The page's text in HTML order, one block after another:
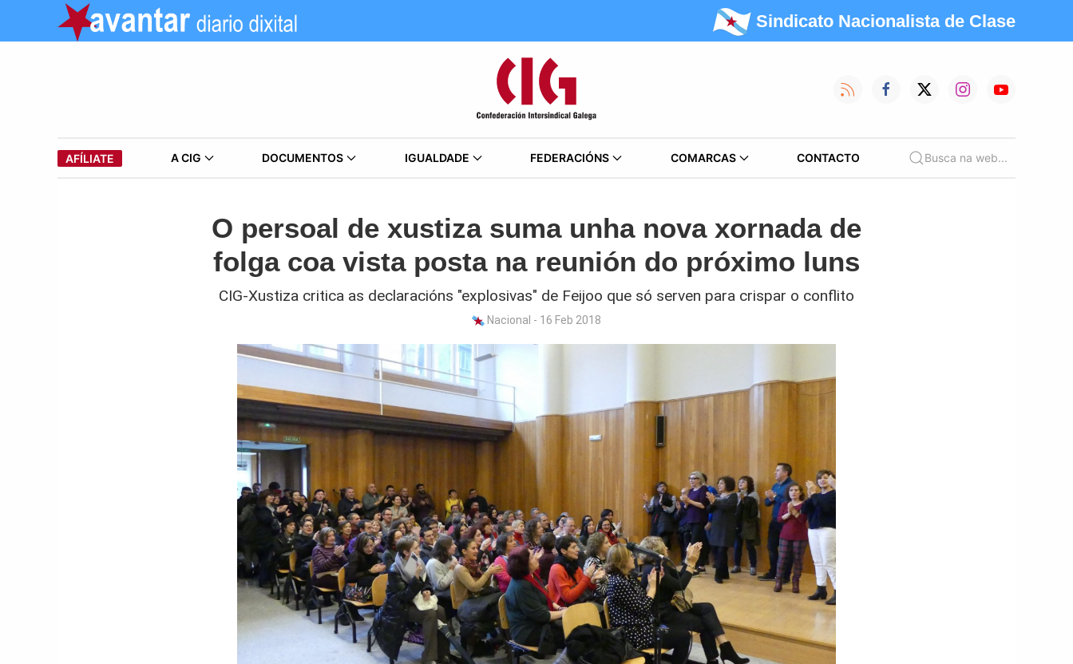
Sindicato Nacionalista de Clase
AFÍLIATE A CIG DOCUMENTOS IGUALDADE FEDERACIÓNS COMARCAS CONTACTO Busca na web...
O persoal de xustiza suma unha nova xornada de
folga coa vista posta na reunión do próximo luns
CIG-Xustiza critica as declaracións "explosivas" de Feijoo que só serven para crispar o conflito
Nacional - 16 Feb 2018